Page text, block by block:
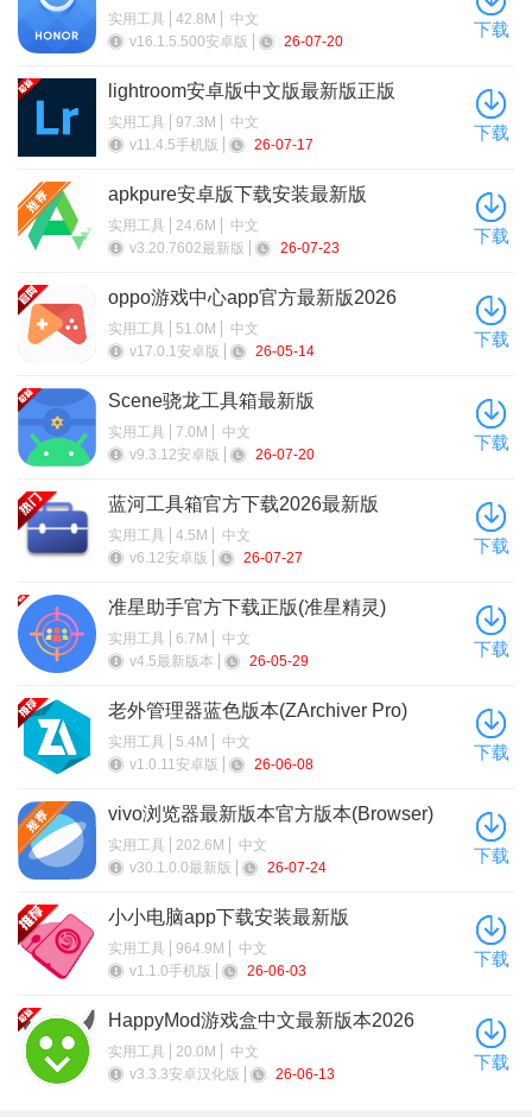
toptop如何下载游戏
2026
实用工具 42.8M
中文
v16.1.5.500安卓版
26-07-20
下载
lightroom安卓版中文版最新版正版
实用工具 97.3M
中文
v11.4.5手机版
26-07-17
下载
apkpure安卓版下载安装最新版
实用工具 24.6M
中文
v3.20.7602最新版
26-07-23
下载
oppo游戏中心app官方最新版2026
实用工具 51.0M
中文
v17.0.1安卓版
26-05-14
下载
Scene骁龙工具箱最新版
实用工具 7.0M
中文
v9.3.12安卓版
26-07-20
下载
蓝河工具箱官方下载2026最新版
实用工具 4.5M
中文
v6.12安卓版
26-07-27
下载
准星助手官方下载正版(准星精灵)
实用工具 6.7M
中文
v4.5最新版本
26-05-29
下载
老外管理器蓝色版本(ZArchiver Pro)
实用工具 5.4M
中文
v1.0.11安卓版
26-06-08
下载
vivo浏览器最新版本官方版本(Browser)
实用工具 202.6M
中文
v30.1.0.0最新版
26-07-24
下载
小小电脑app下载安装最新版
实用工具 964.9M
中文
v1.1.0手机版
26-06-03
下载
HappyMod游戏盒中文最新版本2026
实用工具 20.0M
中文
v3.3.3安卓汉化版
26-06-13
下载